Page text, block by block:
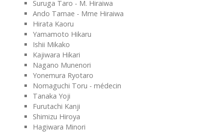
Suruga Taro - M. Hiraiwa
Ando Tamae - Mme Hiraiwa
Hirata Kaoru
Yamamoto Hikaru
Ishii Mikako
Kajiwara Hikari
Nagano Munenori
Yonemura Ryotaro
Nomaguchi Toru - médecin
Tanaka Yoji
Furutachi Kanji
Shimizu Hiroya
Hagiwara Minori